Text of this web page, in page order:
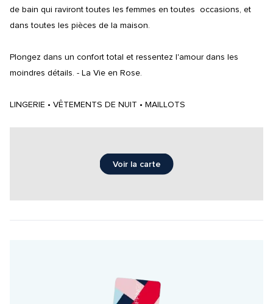
de bain qui raviront toutes les femmes en toutes  occasions, et
dans toutes les pièces de la maison.
Plongez dans un confort total et ressentez l'amour dans les
moindres détails. - La Vie en Rose.
LINGERIE • VÊTEMENTS DE NUIT • MAILLOTS
Voir la carte